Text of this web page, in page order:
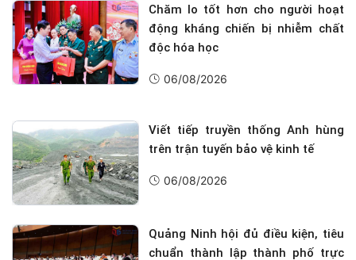
Chăm lo tốt hơn cho người hoạt
động kháng chiến bị nhiễm chất
độc hóa học
06/08/2026
Viết tiếp truyền thống Anh hùng
trên trận tuyến bảo vệ kinh tế
06/08/2026
Quảng Ninh hội đủ điều kiện, tiêu
chuẩn thành lập thành phố trực